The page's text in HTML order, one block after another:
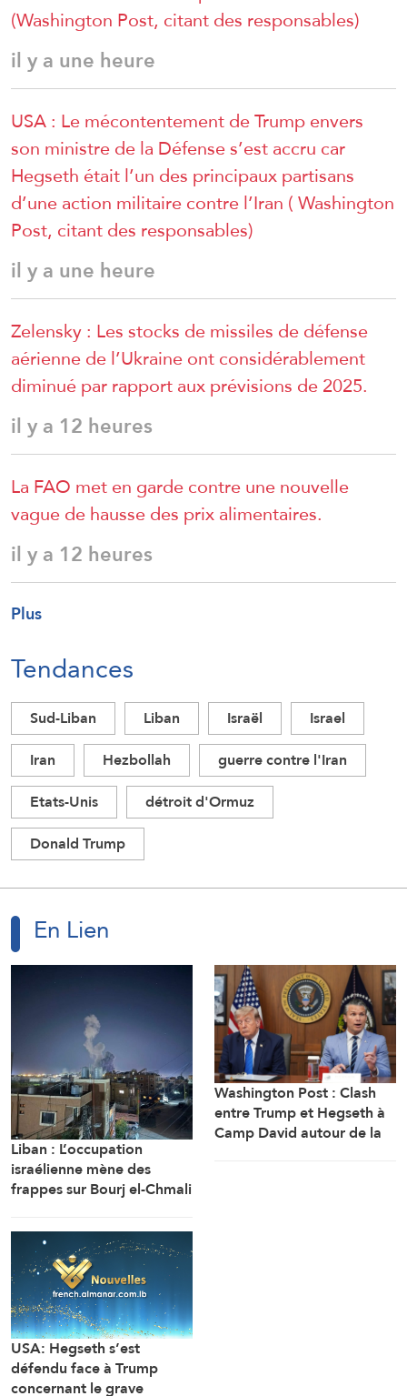
(Washington Post, citant des responsables)
il y a une heure
USA : Le mécontentement de Trump envers
son ministre de la Défense s’est accru car
Hegseth était l’un des principaux partisans
d’une action militaire contre l’Iran ( Washington
Post, citant des responsables)
il y a une heure
Zelensky : Les stocks de missiles de défense
aérienne de l’Ukraine ont considérablement
diminué par rapport aux prévisions de 2025.
il y a 12 heures
La FAO met en garde contre une nouvelle
vague de hausse des prix alimentaires.
il y a 12 heures
Plus
Tendances
Sud-Liban Liban Israël
Israel
Iran
Hezbollah
guerre contre l'Iran
Etats-Unis
détroit d'Ormuz
Donald Trump
En Lien
Liban : L’occupation
israélienne mène des
frappes sur Bourj el-Chmali
pays
Washington Post : Clash
entre Trump et Hegseth à
Camp David autour de la
USA: Hegseth s’est
défendu face à Trump
concernant le grave